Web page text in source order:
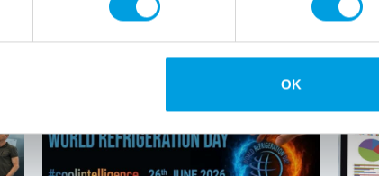
OK